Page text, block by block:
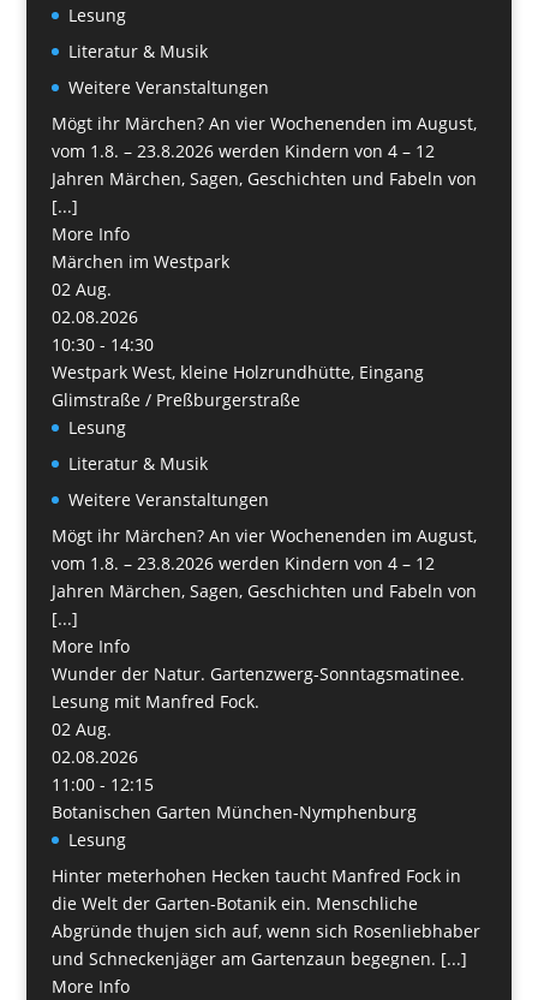
Lesung
Literatur & Musik
Weitere Veranstaltungen
Mögt ihr Märchen? An vier Wochenenden im August,
vom 1.8. – 23.8.2026 werden Kindern von 4 – 12
Jahren Märchen, Sagen, Geschichten und Fabeln von
[...]
More Info
Märchen im Westpark
02 Aug.
02.08.2026
10:30 - 14:30
Westpark West, kleine Holzrundhütte, Eingang
Glimstraße / Preßburgerstraße
Lesung
Literatur & Musik
Weitere Veranstaltungen
Mögt ihr Märchen? An vier Wochenenden im August,
vom 1.8. – 23.8.2026 werden Kindern von 4 – 12
Jahren Märchen, Sagen, Geschichten und Fabeln von
[...]
More Info
Wunder der Natur. Gartenzwerg-Sonntagsmatinee.
Lesung mit Manfred Fock.
02 Aug.
02.08.2026
11:00 - 12:15
Botanischen Garten München-Nymphenburg
Lesung
Hinter meterhohen Hecken taucht Manfred Fock in
die Welt der Garten-Botanik ein. Menschliche
Abgründe thujen sich auf, wenn sich Rosenliebhaber
und Schneckenjäger am Gartenzaun begegnen. [...]
More Info